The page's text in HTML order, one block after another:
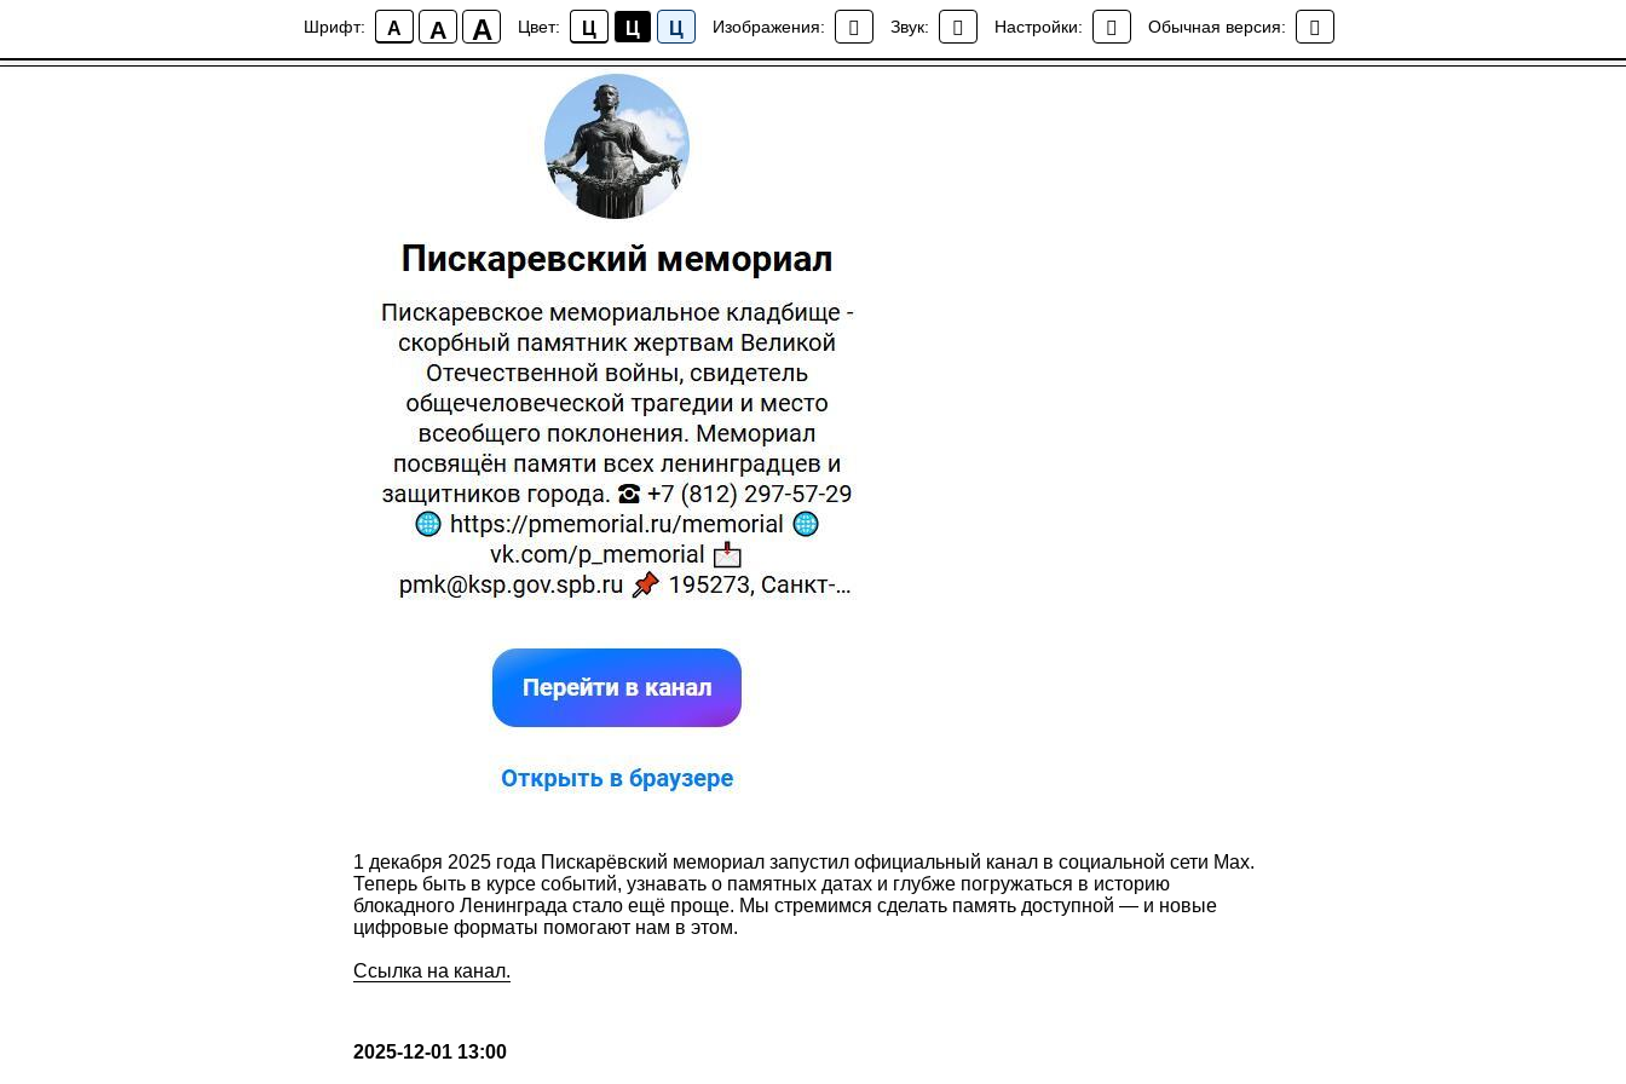
Шрифт: A A A Цвет: Ц Ц Ц Изображения: Звук: Настройки: Обычная версия:
Новости
Пискарёвский мемориал запустил официальный канал в социальной сети Max
1 декабря 2025 года Пискарёвский мемориал запустил официальный канал в социальной сети Max.
Теперь быть в курсе событий, узнавать о памятных датах и глубже погружаться в историю
блокадного Ленинграда стало ещё проще. Мы стремимся сделать память доступной — и новые
цифровые форматы помогают нам в этом.
Ссылка на канал.
2025-12-01 13:00